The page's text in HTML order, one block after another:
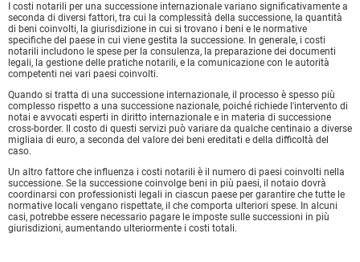
I costi notarili per una successione internazionale variano significativamente a
seconda di diversi fattori, tra cui la complessità della successione, la quantità
di beni coinvolti, la giurisdizione in cui si trovano i beni e le normative
specifiche del paese in cui viene gestita la successione. In generale, i costi
notarili includono le spese per la consulenza, la preparazione dei documenti
legali, la gestione delle pratiche notarili, e la comunicazione con le autorità
competenti nei vari paesi coinvolti.
Quando si tratta di una successione internazionale, il processo è spesso più
complesso rispetto a una successione nazionale, poiché richiede l'intervento di
notai e avvocati esperti in diritto internazionale e in materia di successione
cross-border. Il costo di questi servizi può variare da qualche centinaio a diverse
migliaia di euro, a seconda del valore dei beni ereditati e della difficoltà del
caso.
Un altro fattore che influenza i costi notarili è il numero di paesi coinvolti nella
successione. Se la successione coinvolge beni in più paesi, il notaio dovrà
coordinarsi con professionisti legali in ciascun paese per garantire che tutte le
normative locali vengano rispettate, il che comporta ulteriori spese. In alcuni
casi, potrebbe essere necessario pagare le imposte sulle successioni in più
giurisdizioni, aumentando ulteriormente i costi totali.